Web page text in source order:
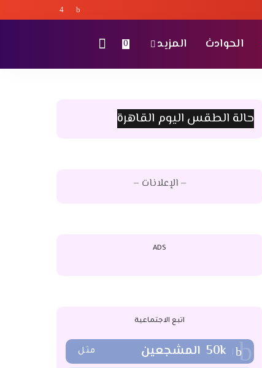
الحوادث المزيد 0
حالة الطقس اليوم القاهرة
– الإعلانات –
ADS
اتبع الاجتماعية
50k المشجعين مثل